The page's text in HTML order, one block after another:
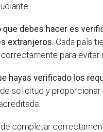
que debes hacer es
extranjeros. Cada país
para evitar
hayas verificado los
solicitud y
completar